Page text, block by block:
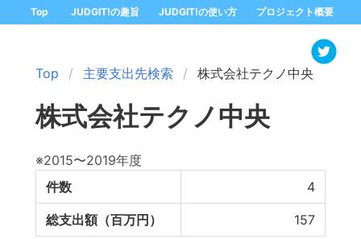
Top JUDGIT!の趣旨 JUDGIT!の使い方 プロジェクト概要
Top 主要支出先検索 株式会社テクノ中央
株式会社テクノ中央
※2015〜2019年度
件数
4
総支出額（百万円） 157